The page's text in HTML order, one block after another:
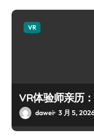
VR
VR体验师亲历
dawei 3 月 5,